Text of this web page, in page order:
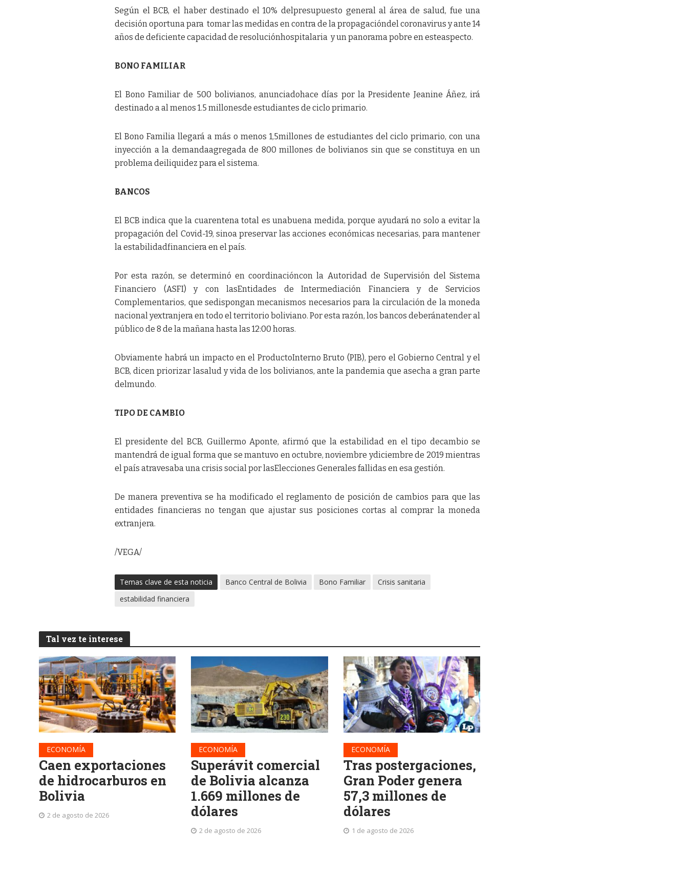
Según el BCB, el haber destinado el 10% delpresupuesto general al área de salud, fue una
decisión oportuna para tomar las medidas en contra de la propagacióndel coronavirus y ante 14
años de deficiente capacidad de resoluciónhospitalaria y un panorama pobre en esteaspecto.
BONO FAMILIAR
El Bono Familiar de 500 bolivianos, anunciadohace días por la Presidente Jeanine Áñez, irá
destinado a al menos 1.5 millonesde estudiantes de ciclo primario.
El Bono Familia llegará a más o menos 1,5millones de estudiantes del ciclo primario, con una
inyección a la demandaagregada de 800 millones de bolivianos sin que se constituya en un
problema deiliquidez para el sistema.
BANCOS
El BCB indica que la cuarentena total es unabuena medida, porque ayudará no solo a evitar la
propagación del Covid-19, sinoa preservar las acciones económicas necesarias, para mantener
la estabilidadfinanciera en el país.
Por esta razón, se determinó en coordinacióncon la Autoridad de Supervisión del Sistema
Financiero (ASFI) y con lasEntidades de Intermediación Financiera y de Servicios
Complementarios, que sedispongan mecanismos necesarios para la circulación de la moneda
nacional yextranjera en todo el territorio boliviano. Por esta razón, los bancos deberánatender al
público de 8 de la mañana hasta las 12:00 horas.
Obviamente habrá un impacto en el ProductoInterno Bruto (PIB), pero el Gobierno Central y el
BCB, dicen priorizar lasalud y vida de los bolivianos, ante la pandemia que asecha a gran parte
delmundo.
TIPO DE CAMBIO
El presidente del BCB, Guillermo Aponte, afirmó que la estabilidad en el tipo decambio se
mantendrá de igual forma que se mantuvo en octubre, noviembre ydiciembre de 2019 mientras
el país atravesaba una crisis social por lasElecciones Generales fallidas en esa gestión.
De manera preventiva se ha modificado el reglamento de posición de cambios para que las
entidades financieras no tengan que ajustar sus posiciones cortas al comprar la moneda
extranjera.
/VEGA/
Temas clave de esta noticia Banco Central de Bolivia Bono Familiar
Crisis sanitaria
estabilidad financiera
Tal vez te interese
ECONOMÍA
Caen exportaciones
de hidrocarburos en
Bolivia
2 de agosto de 2026
ECONOMÍA
Superávit comercial
de Bolivia alcanza
1.669 millones de
dólares
2 de agosto de 2026
ECONOMÍA
Tras postergaciones,
Gran Poder genera
57,3 millones de
dólares
1 de agosto de 2026